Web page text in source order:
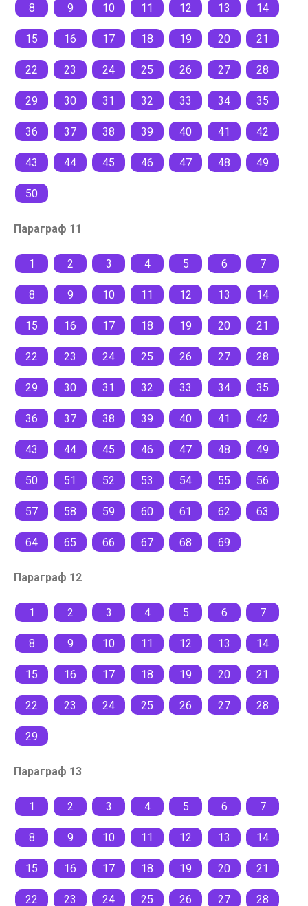
8 9 10 11 12 13 14
15 16 17 18 19 20 21
22 23 24 25 26 27 28
29 30 31 32 33 34 35
36 37 38 39 40 41 42
43 44 45 46 47 48 49
50
Параграф 11
1 2 3 4 5 6 7
8 9 10 11 12 13 14
15 16 17 18 19 20 21
22 23 24 25 26 27 28
29 30 31 32 33 34 35
36 37 38 39 40 41 42
43 44 45 46 47 48 49
50 51 52 53 54 55 56
57 58 59 60 61 62 63
64 65 66 67 68 69
Параграф 12
1 2 3 4 5 6 7
8 9 10 11 12 13 14
15 16 17 18 19 20 21
22 23 24 25 26 27 28
29
Параграф 13
1 2 3 4 5 6 7
8 9 10 11 12 13 14
15 16 17 18 19 20 21
22 23 24 25 26 27 28